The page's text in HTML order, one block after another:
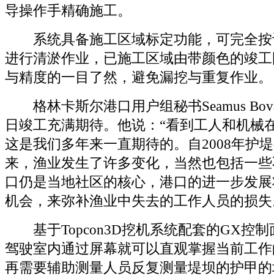
导操作手精确施工。
系统具备施工区域标定功能，可完全按
进行清淤作业，已施工区域由带颜色的竣
与精度的一目了然，避免漏挖与重复作业。
格林卡斯尔港口用户组秘书Seamus
日竣工充满期待。他说：“看到工人和机械
这是我们多年来一直期待的。自2008年护
来，渔业发生了许多变化，当然也包括一
口仍是当地社区的核心，港口的进一步发
机会，来弥补渔业中失去的工作人员的损失
基于Topcon3D挖机系统配套的GX控制
驾驶室内通过屏幕就可以直观掌握当前工
再需要辅助测量人员反复测量堤坝的护甲